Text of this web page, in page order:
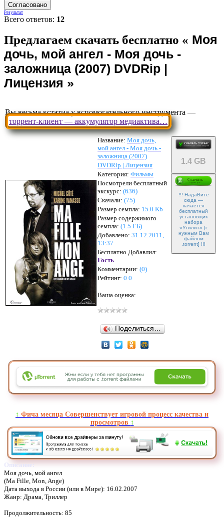
Результат
Всего ответов: 12
Вы весьма кстатиа у вспомогательного инструмента —
торрент-клиент — аккумулятор медиактива…
Название: Моя дочь,
мой ангел - Моя дочь -
заложница (2007)
DVDRip | Лицензия
1.4 GB
!!! НадаВите
сюда —
качается
бесплатный
установщик
набора
«Утилит» [с
нужным Вам
файлом
.torrent] !!!
Категория: Фильмы
Посмотрели бесплатный
экскурс: (636)
Скачали: (75)
Размер семпла: 15.0 Kb
Размер содержимого
семпла: (1.5 ГБ)
Добавлено: 31.12.2011,
13:37
Бесплатно Добавлил:
Гость
Комментарии: (0)
Рейтинг: 0.0
Ваша оценка:
Поделиться…
↕️ Фича месяца Совершенствует игровой процесс качества и
просмотров ↕️
Описание:
Моя дочь, мой ангел
(Ma Fille, Mon, Ange)
Дата выхода в России (или в Мире): 16.02.2007
Жанр: Драма, Триллер
Продолжительность: 85